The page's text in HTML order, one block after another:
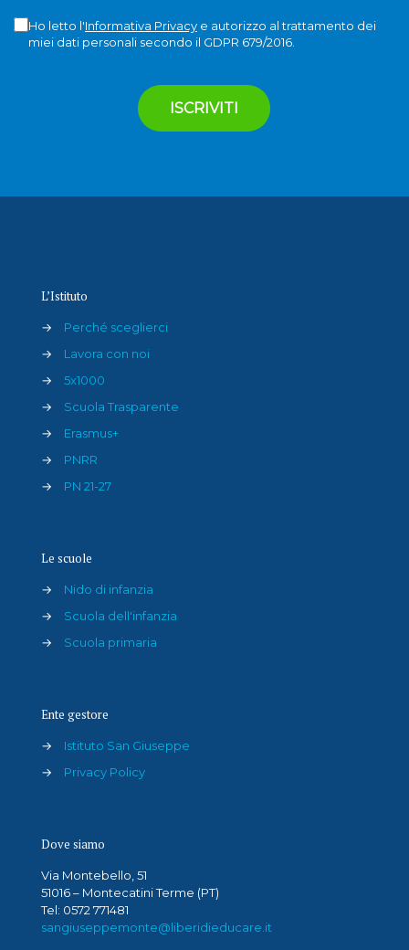
Ho letto l'Informativa Privacye autorizzo al trattamento dei
miei dati personali secondo il GDPR 679/2016.
L’Istituto
→
Perché sceglierci
→
Lavora con noi
→
5x1000
→
Scuola Trasparente
→
Erasmus+
→
PNRR
→
PN 21-27
Le scuole
→
Nido di infanzia
→
Scuola dell'infanzia
→
Scuola primaria
Ente gestore
→
Istituto San Giuseppe
→
Privacy Policy
Dove siamo
Via Montebello, 51
51016 – Montecatini Terme (PT)
Tel: 0572 771481
sangiuseppemonte@liberidieducare.it